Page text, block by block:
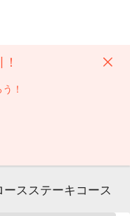
！
ースステーキコース